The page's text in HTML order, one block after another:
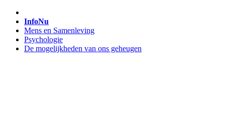
InfoNu
Mens en Samenleving
Psychologie
De mogelijkheden van ons geheugen